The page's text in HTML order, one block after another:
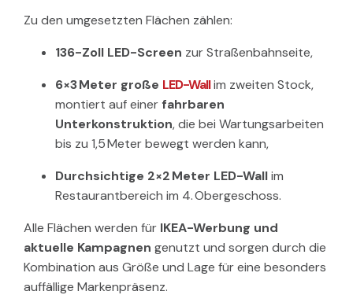
Zu den umgesetzten Flächen zählen:
136-Zoll LED-Screen zur Straßenbahnseite,
6×3 Meter große LED-Wallim zweiten Stock,
montiert auf einer fahrbaren
Unterkonstruktion, die bei Wartungsarbeiten
bis zu 1,5 Meter bewegt werden kann,
Durchsichtige 2×2 Meter LED-Wallim
Restaurantbereich im 4. Obergeschoss.
Alle Flächen werden für IKEA-Werbung und
aktuelle Kampagnen genutzt und sorgen durch die
Kombination aus Größe und Lage für eine besonders
auffällige Markenpräsenz.